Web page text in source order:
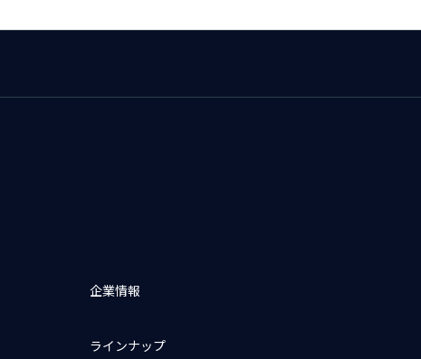
企業情報
ラインナップ